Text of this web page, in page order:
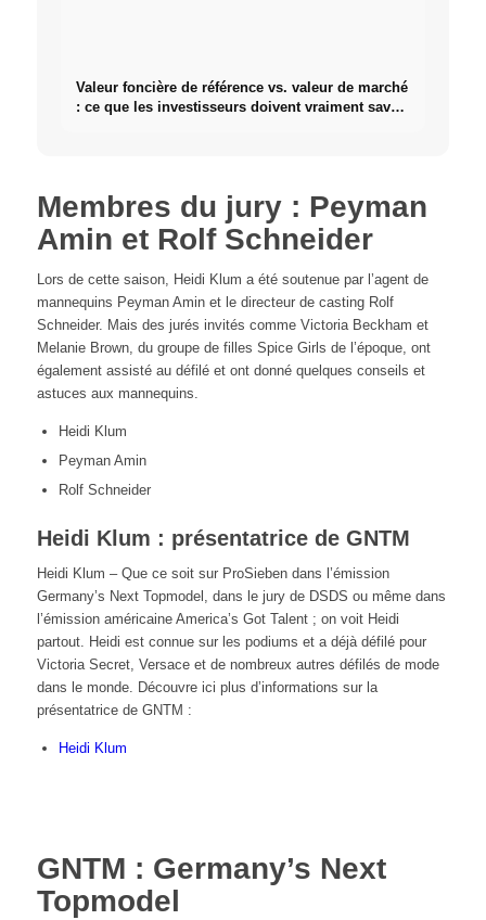
Valeur foncière de référence vs. valeur de marché
: ce que les investisseurs doivent vraiment savoir
Membres du jury : Peyman
Amin et Rolf Schneider
Lors de cette saison, Heidi Klum a été soutenue par l’agent de
mannequins Peyman Amin et le directeur de casting Rolf
Schneider. Mais des jurés invités comme Victoria Beckham et
Melanie Brown, du groupe de filles Spice Girls de l’époque, ont
également assisté au défilé et ont donné quelques conseils et
astuces aux mannequins.
Heidi Klum
Peyman Amin
Rolf Schneider
Heidi Klum : présentatrice de GNTM
Heidi Klum – Que ce soit sur ProSieben dans l’émission
Germany’s Next Topmodel, dans le jury de DSDS ou même dans
l’émission américaine America’s Got Talent ; on voit Heidi
partout. Heidi est connue sur les podiums et a déjà défilé pour
Victoria Secret, Versace et de nombreux autres défilés de mode
dans le monde. Découvre ici plus d’informations sur la
présentatrice de GNTM :
Heidi Klum
GNTM : Germany’s Next
Topmodel